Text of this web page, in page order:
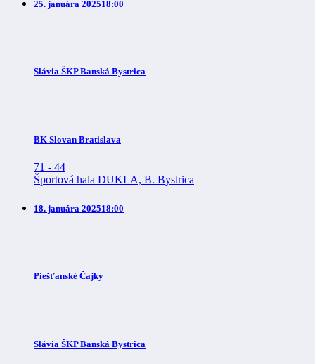
25. januára 202518:00
Slávia ŠKP Banská Bystrica
BK Slovan Bratislava
71 - 44
Športová hala DUKLA, B. Bystrica
18. januára 202518:00
Piešťanské Čajky
Slávia ŠKP Banská Bystrica